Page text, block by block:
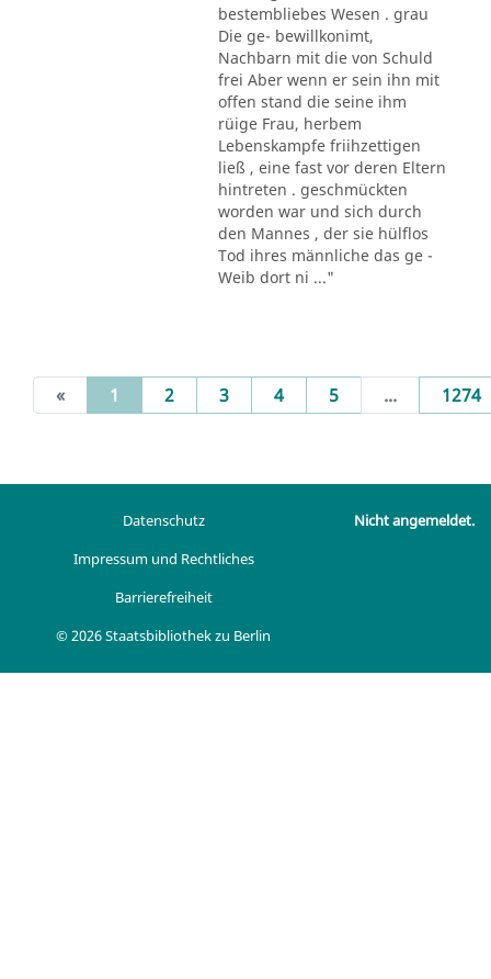
bestembliebes Wesen . grau
Die ge- bewillkonimt,
Nachbarn mit die von Schuld
frei Aber wenn er sein ihn mit
offen stand die seine ihm
rüige Frau, herbem
Lebenskampfe friihzettigen
ließ , eine fast vor deren Eltern
hintreten . geschmückten
worden war und sich durch
den Mannes , der sie hülflos
Tod ihres männliche das ge -
Weib dort ni ..."
« 1 (current)
2 3 4 5 ... 1274
Datenschutz
Impressum und Rechtliches
Barrierefreiheit
© 2026 Staatsbibliothek zu Berlin
Nicht angemeldet.